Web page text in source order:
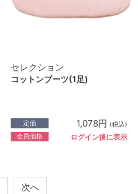
セレクション
コットンブーツ(1足)
定価 1,078円 (税込)
会員価格 ログイン後に表示
次へ